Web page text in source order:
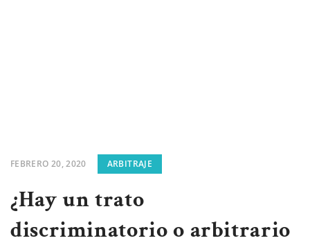
FEBRERO 20, 2020 ARBITRAJE
¿Hay un trato
discriminatorio o arbitrario